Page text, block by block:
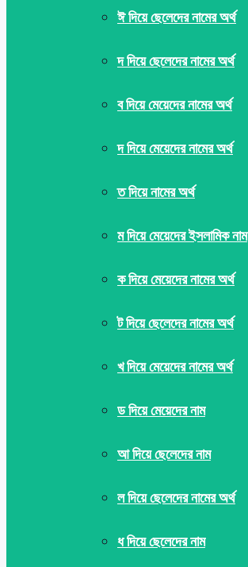
ঈ দিয়ে ছেলেদের নামের অর্থ
দ দিয়ে ছেলেদের নামের অর্থ
ব দিয়ে মেয়েদের নামের অর্থ
দ দিয়ে মেয়েদের নামের অর্থ
ত দিয়ে নামের অর্থ
ম দিয়ে মেয়েদের ইসলামিক নাম
ক দিয়ে মেয়েদের নামের অর্থ
ট দিয়ে ছেলেদের নামের অর্থ
খ দিয়ে মেয়েদের নামের অর্থ
ড দিয়ে মেয়েদের নাম
আ দিয়ে ছেলেদের নাম
ল দিয়ে ছেলেদের নামের অর্থ
ধ দিয়ে ছেলেদের নাম